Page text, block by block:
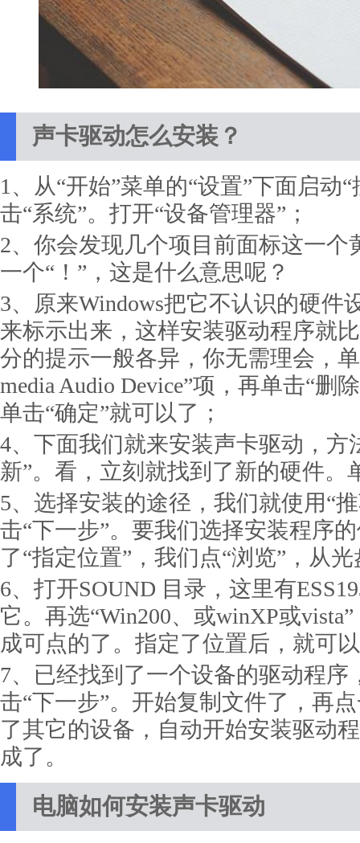
声卡驱动怎么安装？
1、从“开始”菜单的“设置”下面启动
击“系统”。打开“设备管理器”；
2、你会发现几个项目前面标这一个
一个“！”，这是什么意思呢？
3、原来Windows把它不认识的硬件
来标示出来，这样安装驱动程序就
分的提示一般各异，你无需理会，
media Audio Device”项，再单击“删
单击“确定”就可以了；
4、下面我们就来安装声卡驱动，方
新”。看，立刻就找到了新的硬件。
5、选择安装的途径，我们就使用“
击“下一步”。要我们选择安装程序
了“指定位置”，我们点“浏览”，从
6、打开SOUND 目录，这里有
它。再选“Win200、或winXP或
成可点的了。指定了位置后，就可
7、已经找到了一个设备的驱动程序
击“下一步”。开始复制文件了，再
了其它的设备，自动开始安装驱动
成了。
电脑如何安装声卡驱动